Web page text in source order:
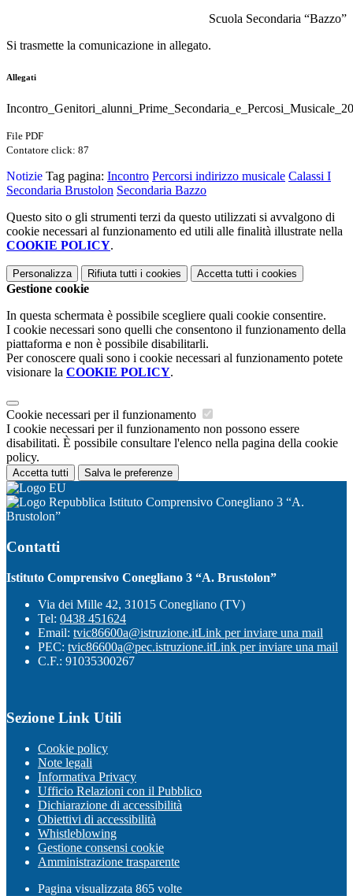
Scuola Secondaria “Bazzo”
Si trasmette la comunicazione in allegato.
Allegati
File PDF
Contatore click: 87
Notizie Tag pagina: Incontro Percorsi indirizzo musicale Calassi I
Secondaria Brustolon Secondaria Bazzo
Questo sito o gli strumenti terzi da questo utilizzati si avvalgono di
cookie necessari al funzionamento ed utili alle finalità illustrate nella
COOKIE POLICY.
Personalizza Rifiuta tutti i cookies Accetta tutti i cookies
Gestione cookie
In questa schermata è possibile scegliere quali cookie consentire.
I cookie necessari sono quelli che consentono il funzionamento della
piattaforma e non è possibile disabilitarli.
Per conoscere quali sono i cookie necessari al funzionamento potete
visionare la COOKIE POLICY.
Cookie necessari per il funzionamento
I cookie necessari per il funzionamento non possono essere
disabilitati. È possibile consultare l'elenco nella pagina della cookie
policy.
Accetta tutti Salva le preferenze
Istituto Comprensivo Conegliano 3 “A.
Brustolon”
Contatti
Istituto Comprensivo Conegliano 3 “A. Brustolon”
Via dei Mille 42, 31015 Conegliano (TV)
Tel: 0438 451624
Email: tvic86600a@istruzione.itLink per inviare una mail
PEC: tvic86600a@pec.istruzione.itLink per inviare una mail
C.F.: 91035300267
Sezione Link Utili
Cookie policy
Note legali
Informativa Privacy
Ufficio Relazioni con il Pubblico
Dichiarazione di accessibilità
Obiettivi di accessibilità
Whistleblowing
Gestione consensi cookie
Amministrazione trasparente
Pagina visualizzata 865 volte